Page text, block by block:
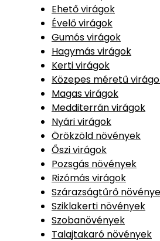
Ehető virágok
Évelő virágok
Gumós virágok
Hagymás virágok
Kerti virágok
Közepes méretű
Magas virágok
Medditerrán virágok
Nyári virágok
Örökzöld növények
Őszi virágok
Pozsgás növények
Rizómás virágok
Szárazságtűrő
Sziklakerti növények
Szobanövények
Talajtakaró növények